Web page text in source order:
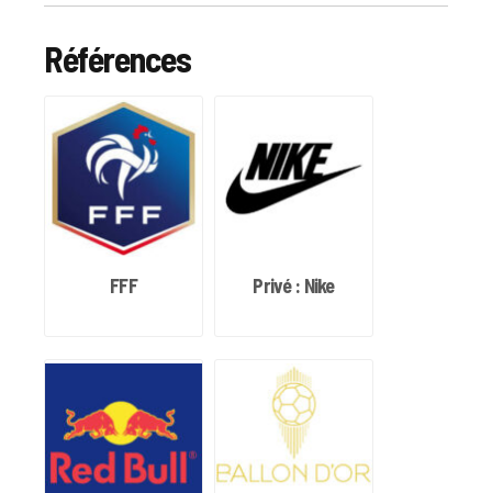
Références
FFF Privé : Nike